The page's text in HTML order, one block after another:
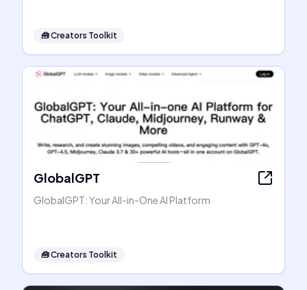
🧰Creators Toolkit
GlobalGPT
GlobalGPT: Your All-in-One AI Platform
🧰Creators Toolkit